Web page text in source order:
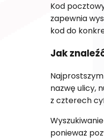
Kod
zapewnia
kod do
Jak
nazwę ulicy,
z czterech
ponieważ